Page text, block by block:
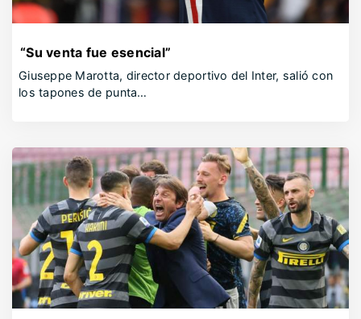
“Su venta fue esencial”
Giuseppe Marotta, director deportivo del Inter, salió con
los tapones de punta…